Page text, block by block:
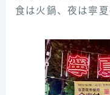
食は火鍋、夜は寧